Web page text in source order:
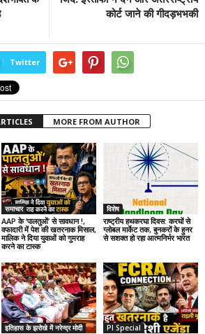
कोर्ट जाने की गीदड़भभकी
Twitter
MORE FROM AUTHOR
समाचार
AAP के ‘पालतुओं’ से सावधान !,
वफादारी में पेश की खतरनाक मिसाल,
मालिक ने दिया युवाओं को गुमराह
करने का टास्क
विशेष
राष्ट्रीय हथकरघा दिवस: करघों से
ग्लोबल मार्केट तक, बुनकरों के हुनर
से सशक्त हो रहा आत्मनिर्भर भारत
इतिहास के झरोखे में नरेन्द्र मोदी PI Special